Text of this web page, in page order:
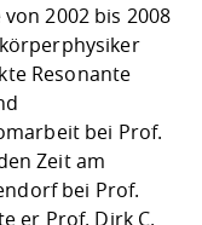
2002 bis 2008
Resonante
bei Prof.
Zeit am
bei Prof.
er Prof. Dirk C.